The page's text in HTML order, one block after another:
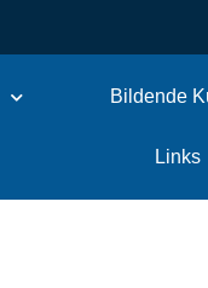
Bildende
Links